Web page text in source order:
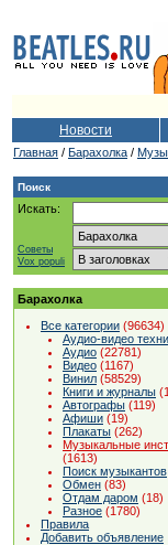
Новости
Главная / Барахолка /
Поиск
Искать:
Советы
Vox populi
Барахолка
Все категории (96634)
Аудио-видео
Аудио (22781)
Видео (1167)
Винил (58529)
Книги и журналы
Автографы (119)
Афиши (19)
Плакаты (262)
Музыкальные
(1613)
Поиск музыкантов
Обмен (83)
Отдам даром (18)
Разное (1780)
Правила
Добавить объявление